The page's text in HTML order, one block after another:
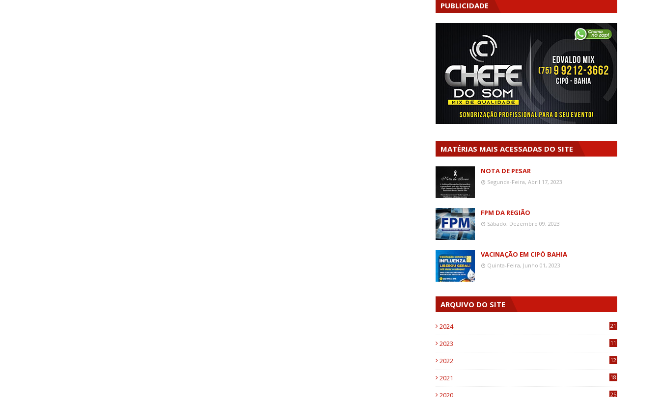
PUBLICIDADE
MATÉRIAS MAIS ACESSADAS DO SITE
NOTA DE PESAR
Segunda-Feira, Abril 17, 2023
FPM DA REGIÃO
Sábado, Dezembro 09, 2023
VACINAÇÃO EM CIPÓ BAHIA
Quinta-Feira, Junho 01, 2023
ARQUIVO DO SITE
2024 21
2023
11
2022
12
2021
18
2020 25